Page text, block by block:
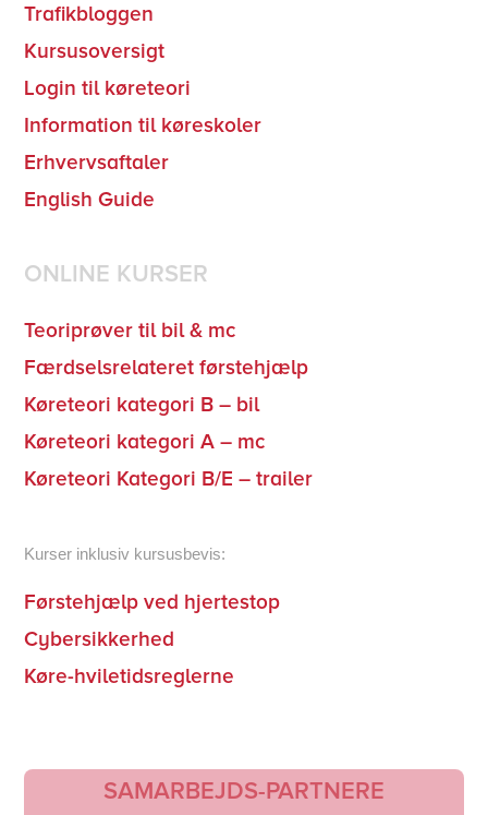
Trafikbloggen
Kursusoversigt
Login til køreteori
Information til køreskoler
Erhvervsaftaler
English Guide
ONLINE KURSER
Teoriprøver til bil & mc
Færdselsrelateret førstehjælp
Køreteori kategori B – bil
Køreteori kategori A – mc
Køreteori Kategori B/E – trailer
Kurser inklusiv kursusbevis:
Førstehjælp ved hjertestop
Cybersikkerhed
Køre-hviletidsreglerne
SAMARBEJDS-PARTNERE